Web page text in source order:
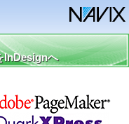
InDesignへ